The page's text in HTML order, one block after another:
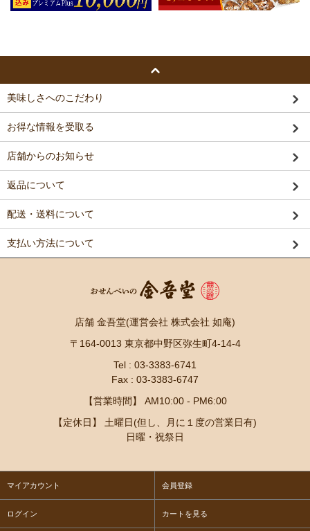
美味しさへのこだわり
お得な情報を受取る
店舗からのお知らせ
返品について
配送・送料について
支払い方法について
店舗 金吾堂(運営会社 株式会社 如庵)
〒164-0013 東京都中野区弥生町4-14-4
Tel : 03-3383-6741
Fax : 03-3383-6747
【営業時間】 AM10:00 - PM6:00
【定休日】 土曜日(但し、月に１度の営業日有)
日曜・祝祭日
マイアカウント 会員登録
ログイン カートを見る